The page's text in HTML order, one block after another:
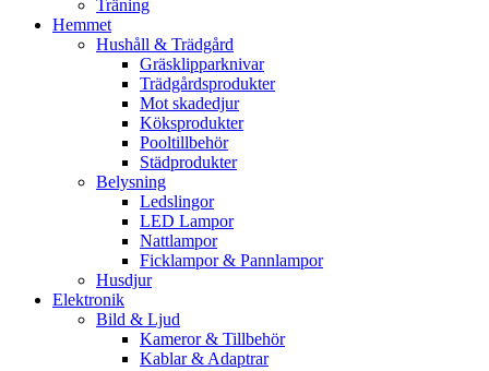
Träning
Hemmet
Hushåll & Trädgård
Gräsklipparknivar
Trädgårdsprodukter
Mot skadedjur
Köksprodukter
Pooltillbehör
Städprodukter
Belysning
Ledslingor
LED Lampor
Nattlampor
Ficklampor & Pannlampor
Husdjur
Elektronik
Bild & Ljud
Kameror & Tillbehör
Kablar & Adaptrar